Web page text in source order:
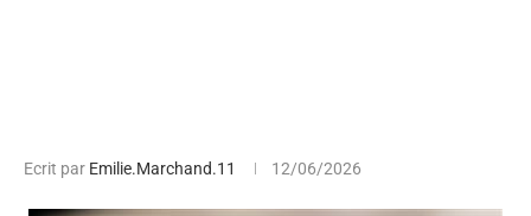
Ecrit par Emilie.Marchand.11 12/06/2026